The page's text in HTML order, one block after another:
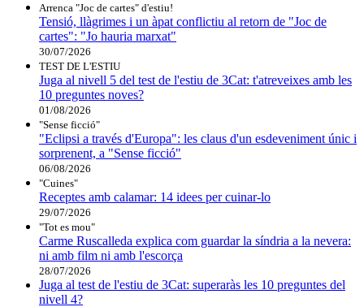
Arrenca "Joc de cartes" d'estiu!
Tensió, llàgrimes i un àpat conflictiu al retorn de "Joc de
cartes": "Jo hauria marxat"
30/07/2026
TEST DE L'ESTIU
Juga al nivell 5 del test de l'estiu de 3Cat: t'atreveixes amb les
10 preguntes noves?
01/08/2026
"Sense ficció"
"Eclipsi a través d'Europa": les claus d'un esdeveniment únic i
sorprenent, a "Sense ficció"
06/08/2026
"Cuines"
Receptes amb calamar: 14 idees per cuinar-lo
29/07/2026
"Tot es mou"
Carme Ruscalleda explica com guardar la síndria a la nevera:
ni amb film ni amb l'escorça
28/07/2026
Juga al test de l'estiu de 3Cat: superaràs les 10 preguntes del
nivell 4?